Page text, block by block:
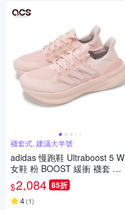
襪套式, 建議大半號
adidas 慢跑鞋 Ultraboost 5 W
女鞋 粉 BOOST 緩衝 襪套 運
動鞋 愛迪達 ID8845
$2,084 85折
4(1)